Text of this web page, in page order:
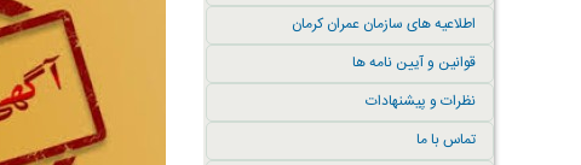
اطلاعیه های سازمان عمران کرمان
قوانین و آیین نامه ها
نظرات و پیشنهادات
تماس با ما